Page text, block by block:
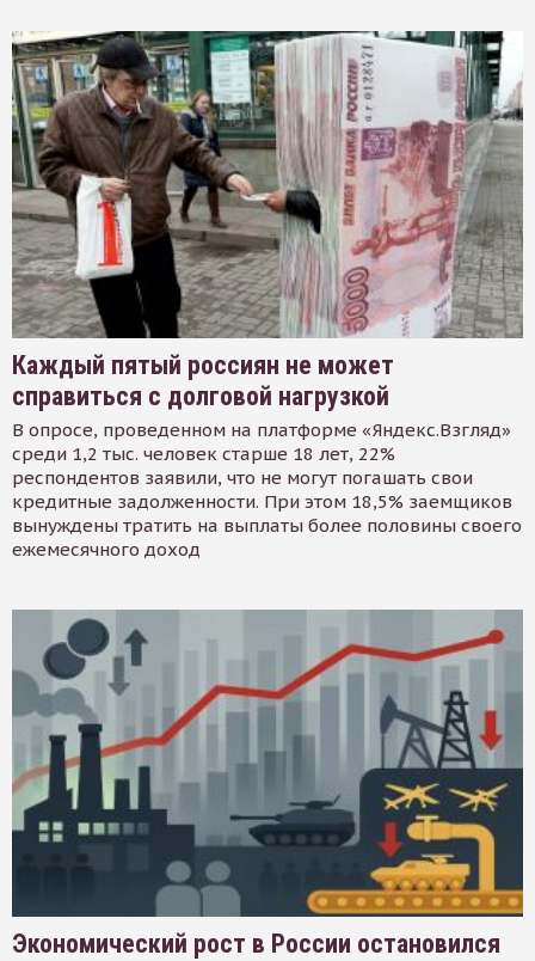
Каждый пятый россиян не может
справиться с долговой нагрузкой
В опросе, проведенном на платформе «Яндекс.Взгляд»
среди 1,2 тыс. человек старше 18 лет, 22%
респондентов заявили, что не могут погашать свои
кредитные задолженности. При этом 18,5% заемщиков
вынуждены тратить на выплаты более половины своего
ежемесячного доход
Экономический рост в России остановился